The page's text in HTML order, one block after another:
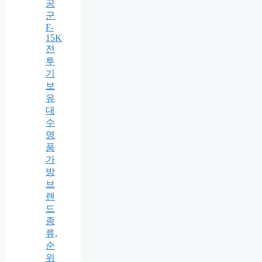
공
군
F-
15K
전
투
기
보
유
대
수
명
품
가
방
브
랜
드
종
류,
순
위